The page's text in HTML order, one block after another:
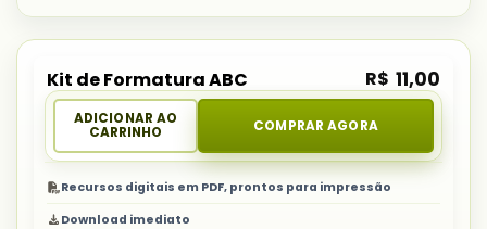
Kit de Formatura ABC R$ 11,00
ADICIONAR AO
CARRINHO
COMPRAR AGORA
Recursos digitais em PDF, prontos para impressão
Download imediato